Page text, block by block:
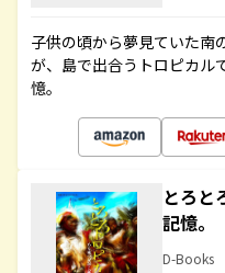
子供の頃から夢見ていた南
が、島で出合うトロピカル
憶。
とろと
記憶
D-Books